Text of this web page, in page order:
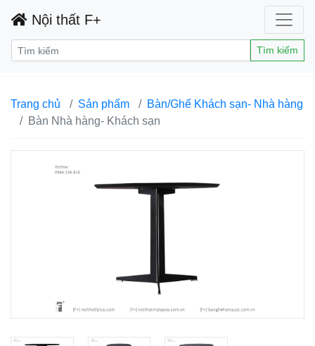
Nội thất F+
Tìm kiếm
Trang chủ Sản phẩm
Bàn/Ghế Khách sạn- Nhà hàng
Bàn Nhà hàng- Khách sạn